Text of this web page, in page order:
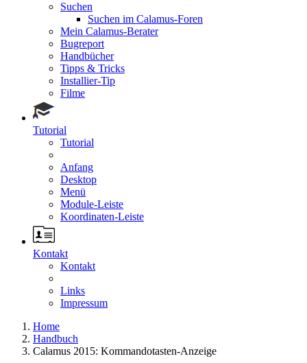
Suchen
Suchen im Calamus-Foren
Mein Calamus-Berater
Bugreport
Handbücher
Tipps & Tricks
Installier-Tip
Filme
Tutorial
Tutorial
Anfang
Desktop
Menü
Module-Leiste
Koordinaten-Leiste
Kontakt
Kontakt
Links
Impressum
Home
Handbuch
Calamus 2015: Kommandotasten-Anzeige